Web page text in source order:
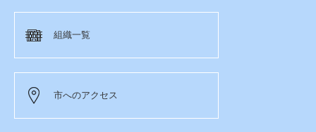
組織一覧
市へのアクセス